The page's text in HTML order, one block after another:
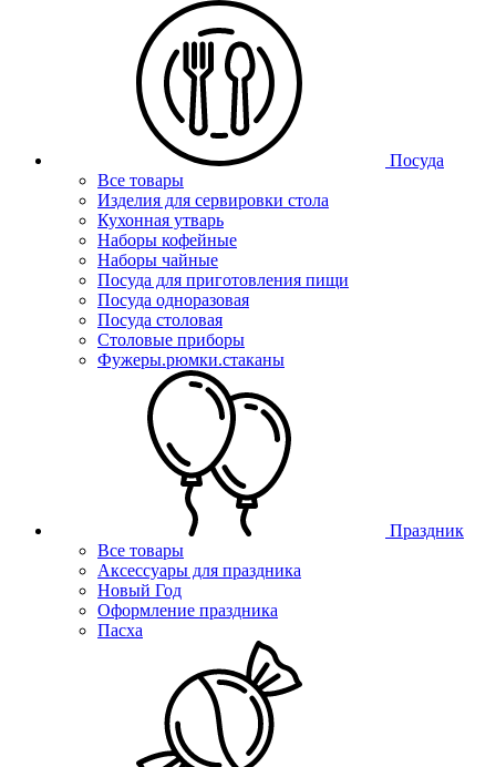
Посуда
Все товары
Изделия для сервировки стола
Кухонная утварь
Наборы кофейные
Наборы чайные
Посуда для приготовления пищи
Посуда одноразовая
Посуда столовая
Столовые приборы
Фужеры.рюмки.стаканы
Праздник
Все товары
Аксессуары для праздника
Новый Год
Оформление праздника
Пасха